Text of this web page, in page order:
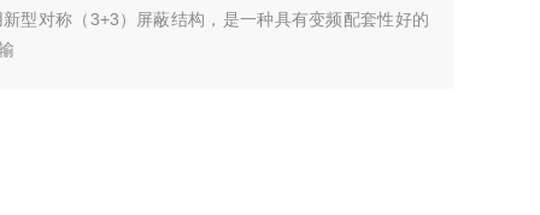
型对称（3+3）屏蔽结构，是一种具有变频配套性好的